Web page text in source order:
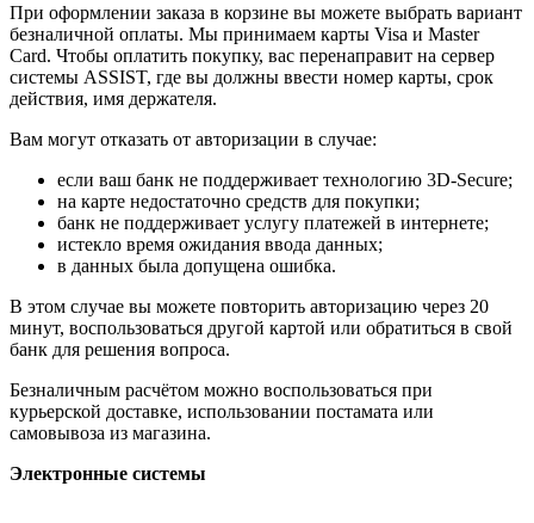
При оформлении заказа в корзине вы можете выбрать вариант
безналичной оплаты. Мы принимаем карты Visa и Master
Card. Чтобы оплатить покупку, вас перенаправит на сервер
системы ASSIST, где вы должны ввести номер карты, срок
действия, имя держателя.
Вам могут отказать от авторизации в случае:
если ваш банк не поддерживает технологию 3D-Secure;
на карте недостаточно средств для покупки;
банк не поддерживает услугу платежей в интернете;
истекло время ожидания ввода данных;
в данных была допущена ошибка.
В этом случае вы можете повторить авторизацию через 20
минут, воспользоваться другой картой или обратиться в свой
банк для решения вопроса.
Безналичным расчётом можно воспользоваться при
курьерской доставке, использовании постамата или
самовывоза из магазина.
Электронные системы